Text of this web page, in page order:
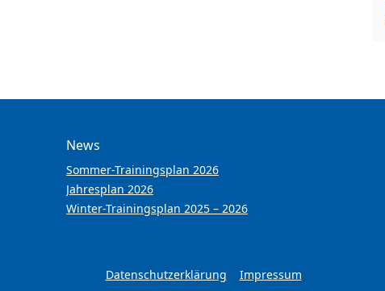
News
Sommer-Trainingsplan 2026
Jahresplan 2026
Winter-Trainingsplan 2025 – 2026
Datenschutzerklärung Impressum